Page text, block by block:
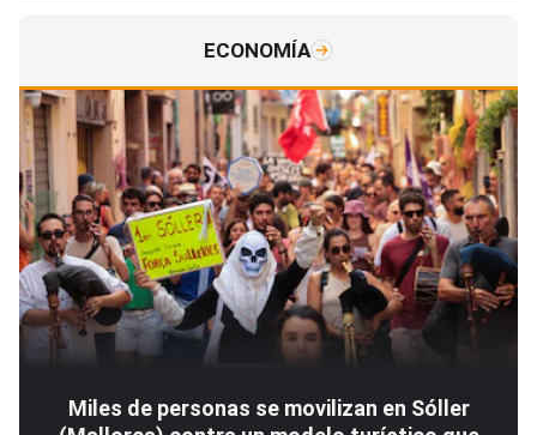
ECONOMÍA
Miles de personas se movilizan en Sóller